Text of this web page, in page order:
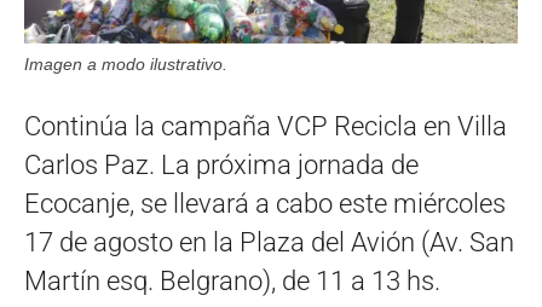
Imagen a modo ilustrativo.
Continúa la campaña VCP Recicla en Villa
Carlos Paz. La próxima jornada de
Ecocanje, se llevará a cabo este miércoles
17 de agosto en la Plaza del Avión (Av. San
Martín esq. Belgrano), de 11 a 13 hs.